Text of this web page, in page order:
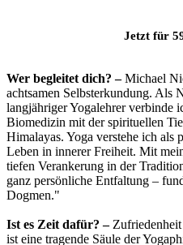
Jetzt für
Wer begleitet dich? –Michael
achtsamen Selbsterkundung. Als
langjähriger Yogalehrer verbinde
Biomedizin mit der spirituellen
Himalayas. Yoga verstehe ich als
Leben in innerer Freiheit. Mit
tiefen Verankerung in der
ganz persönliche Entfaltung –
Dogmen."
Ist es Zeit dafür? –
ist eine tragende Säule der